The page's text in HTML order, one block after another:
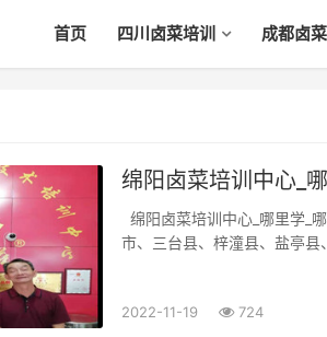
首页 四川卤菜培训 成都卤
绵阳卤菜培训中心_
市、三台县、梓潼县、盐亭县
2022-11-19 724